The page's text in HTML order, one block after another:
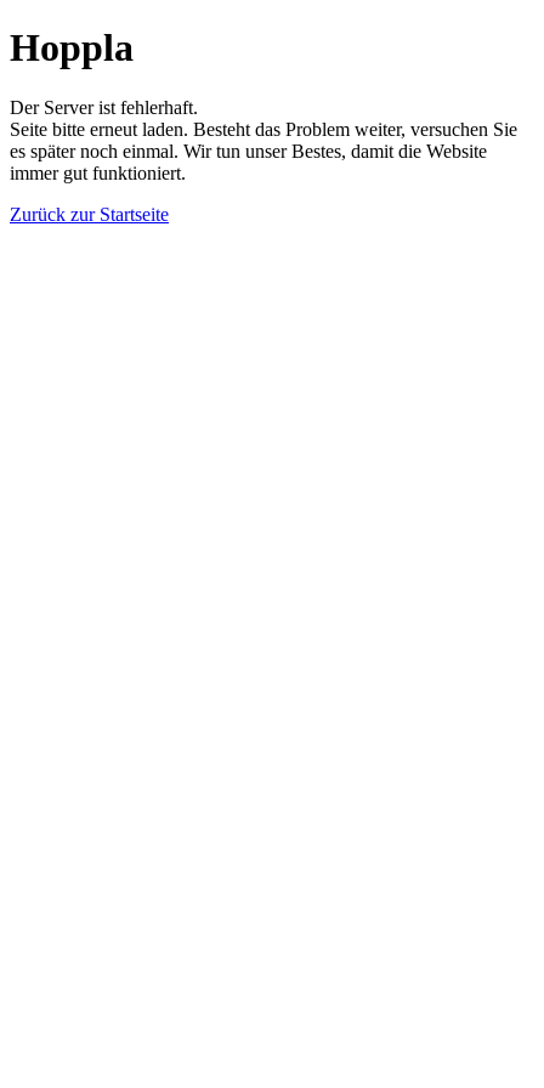
Hoppla
Der Server ist fehlerhaft.
Seite bitte erneut laden. Besteht das Problem weiter, versuchen Sie
es später noch einmal. Wir tun unser Bestes, damit die Website
immer gut funktioniert.
Zurück zur Startseite